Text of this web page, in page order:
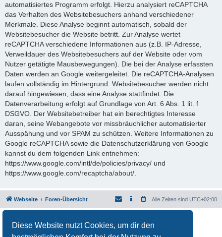
Diese Website nutzt Cookies, um dir den
automatisiertes Programm erfolgt. Hierzu analysiert reCAPTCHA
das Verhalten des Websitebesuchers anhand verschiedener
Merkmale. Diese Analyse beginnt automatisch, sobald der
Websitebesucher die Website betritt. Zur Analyse wertet
reCAPTCHA verschiedene Informationen aus (z.B. IP-Adresse,
Verweildauer des Websitebesuchers auf der Website oder vom
Nutzer getätigte Mausbewegungen). Die bei der Analyse erfassten
Daten werden an Google weitergeleitet. Die reCAPTCHA-Analysen
laufen vollständig im Hintergrund. Websitebesucher werden nicht
darauf hingewiesen, dass eine Analyse stattfindet. Die
Datenverarbeitung erfolgt auf Grundlage von Art. 6 Abs. 1 lit. f
DSGVO. Der Websitebetreiber hat ein berechtigtes Interesse
daran, seine Webangebote vor missbräuchlicher automatisierter
Ausspähung und vor SPAM zu schützen. Weitere Informationen zu
Google reCAPTCHA sowie die Datenschutzerklärung von Google
kannst du dem folgenden Link entnehmen:
https://www.google.com/intl/de/policies/privacy/ und
https://www.google.com/recaptcha/about/.
Webseite Foren-Übersicht Alle Zeiten sind UTC+02:00
Deutsche Übersetzung durchphpBB.de
Datenschutz|Nutzungsbedingungen